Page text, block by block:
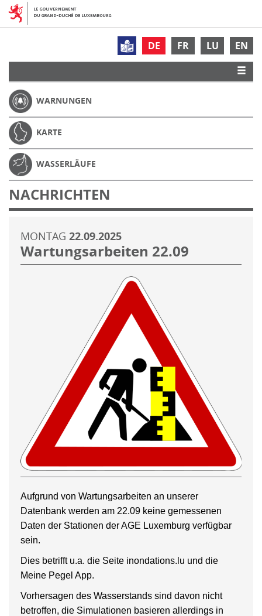
DE FR LU EN
WARNUNGEN
KARTE
WASSERLÄUFE
NACHRICHTEN
MONTAG 22.09.2025
Wartungsarbeiten 22.09
Aufgrund von Wartungsarbeiten an unserer
Datenbank werden am 22.09 keine gemessenen
Daten der Stationen der AGE Luxemburg verfügbar
sein.
Dies betrifft u.a. die Seite inondations.lu und die
Meine Pegel App.
Vorhersagen des Wasserstands sind davon nicht
betroffen, die Simulationen basieren allerdings in